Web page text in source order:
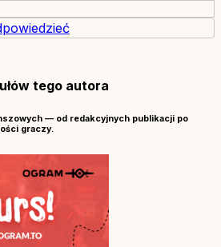
tego autora
— od redakcyjnych publikacji po
graczy.